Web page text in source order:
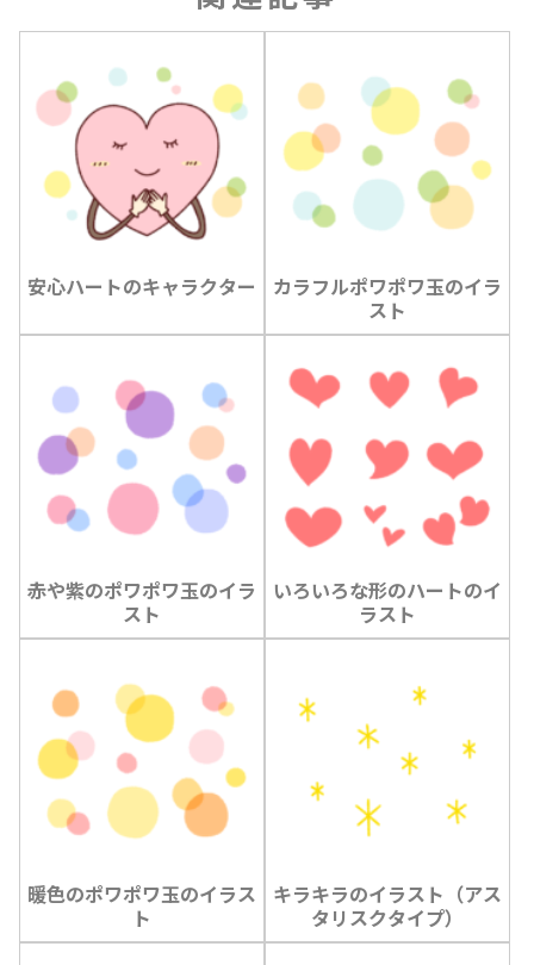
安心ハートのキャラクター
カラフルポワポワ玉のイラ
スト
赤や紫のポワポワ玉のイラ
スト
いろいろな形のハートのイ
ラスト
暖色のポワポワ玉のイラス
ト
キラキラのイラスト（アス
タリスクタイプ）